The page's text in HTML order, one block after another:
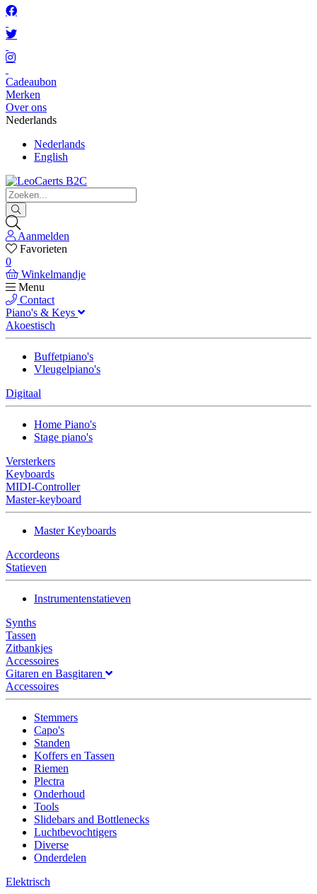
Cadeaubon
Merken
Over ons
Nederlands
Nederlands
English
Aanmelden
Favorieten
0
Winkelmandje
Menu
Contact
Piano's & Keys
Akoestisch
Buffetpiano's
Vleugelpiano's
Digitaal
Home Piano's
Stage piano's
Versterkers
Keyboards
MIDI-Controller
Master-keyboard
Master Keyboards
Accordeons
Statieven
Instrumentenstatieven
Synths
Tassen
Zitbankjes
Accessoires
Gitaren en Basgitaren
Accessoires
Stemmers
Capo's
Standen
Koffers en Tassen
Riemen
Plectra
Onderhoud
Tools
Slidebars and Bottlenecks
Luchtbevochtigers
Diverse
Onderdelen
Elektrisch